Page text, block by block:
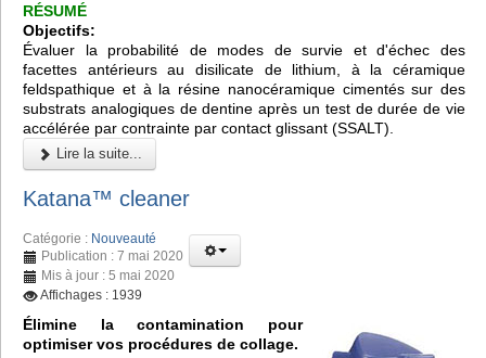
RÉSUMÉ
Objectifs:
Évaluer la probabilité de modes de survie et d'échec des
facettes antérieurs au disilicate de lithium, à la céramique
feldspathique et à la résine nanocéramique cimentés sur des
substrats analogiques de dentine après un test de durée de vie
accélérée par contrainte par contact glissant (SSALT).
Lire la suite...
Katana™ cleaner
Catégorie : Nouveauté
Publication : 7 mai 2020
Mis à jour : 5 mai 2020
Affichages : 1939
Élimine la contamination pour
optimiser vos procédures de collage.